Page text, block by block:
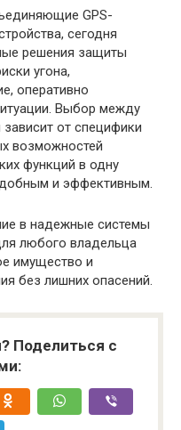
GPS-
сегодня
решения защиты
угона,
оперативно
Выбор между
от специфики
возможностей
функций в одну
и эффективным.
в надежные системы
любого владельца
имущество и
без лишних опасений.
Поделиться с